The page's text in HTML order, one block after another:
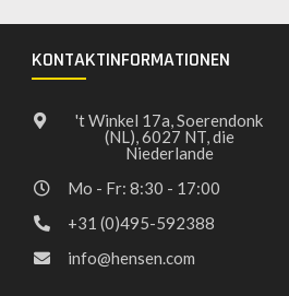
KONTAKTINFORMATIONEN
't Winkel 17a, Soerendonk
(NL), 6027 NT, die
Niederlande
Mo - Fr: 8:30 - 17:00
+31 (0)495-592388
info@hensen.com